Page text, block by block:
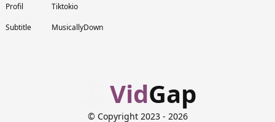
Profil
Subtitle
Tiktokio
MusicallyDown
VidGap
© Copyright 2023 - 2026